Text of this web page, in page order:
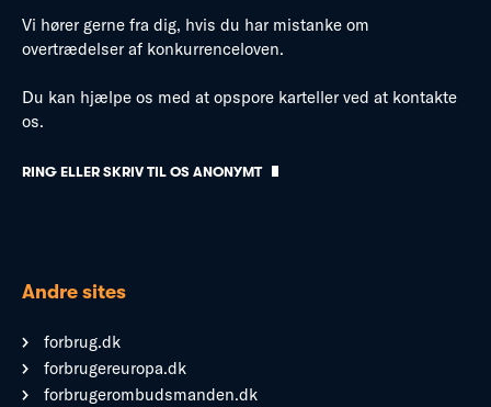
Vi hører gerne fra dig, hvis du har mistanke om
overtrædelser af konkurrenceloven.
Du kan hjælpe os med at opspore karteller ved at kontakte
os.
RING ELLER SKRIV TIL OS ANONYMT
Andre sites
forbrug.dk
forbrugereuropa.dk
forbrugerombudsmanden.dk